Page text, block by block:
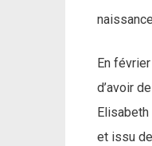
En
d’avoir
et issu